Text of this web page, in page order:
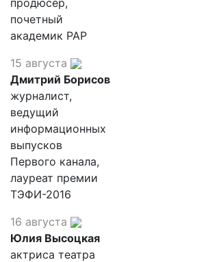
почетный
академик РАР
15 августа
Дмитрий Борисов
журналист,
ведущий
информационных
выпусков
Первого канала,
лауреат премии
ТЭФИ-2016
16 августа
Юлия Высоцкая
актриса театра